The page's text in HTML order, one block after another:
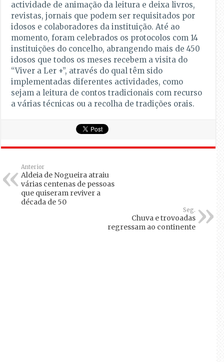
actividade de animação da leitura e deixa livros,
revistas, jornais que podem ser requisitados por
idosos e colaboradores da instituição. Até ao
momento, foram celebrados os protocolos com 14
instituições do concelho, abrangendo mais de 450
idosos que todos os meses recebem a visita do
“Viver a Ler +”, através do qual têm sido
implementadas diferentes actividades, como
sejam a leitura de contos tradicionais com recurso
a várias técnicas ou a recolha de tradições orais.
Anterior
Aldeia de Nogueira atraiu
várias centenas de pessoas
que quiseram reviver a
década de 50
Seg.
Chuva e trovoadas
regressam ao continente